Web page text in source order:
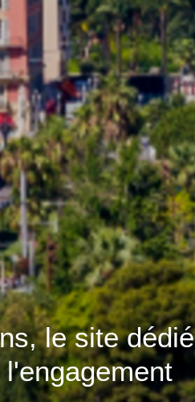
le site dédié